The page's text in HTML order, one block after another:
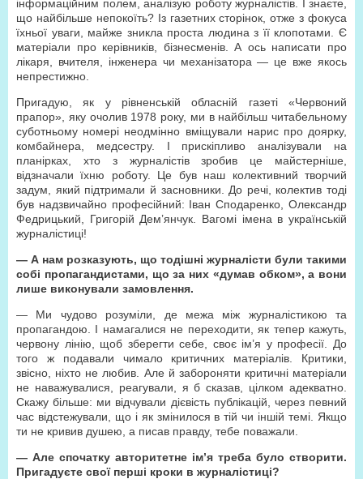
інформаційним полем, аналізую роботу журналістів. І знаєте,
що найбільше непокоїть? Із газетних сторінок, отже з фокуса
їхньої уваги, майже зникла проста людина з її клопотами. Є
матеріали про керівників, бізнесменів. А ось написати про
лікаря, вчителя, інженера чи механізатора — це вже якось
непрестижно.
Пригадую, як у рівненській обласній газеті «Червоний
прапор», яку очолив 1978 року, ми в найбільш читабельному
суботньому номері неодмінно вміщували нарис про доярку,
комбайнера, медсестру. І прискіпливо аналізували на
планірках, хто з журналістів зробив це майстерніше,
відзначали їхню роботу. Це був наш колективний творчий
задум, який підтримали й засновники. До речі, колектив тоді
був надзвичайно професійний: Іван Сподаренко, Олександр
Федрицький, Григорій Дем’янчук. Вагомі імена в українській
журналістиці!
— А нам розказують, що тодішні журналісти були такими
собі пропагандистами, що за них «думав обком», а вони
лише виконували замовлення.
— Ми чудово розуміли, де межа між журналістикою та
пропагандою. І намагалися не переходити, як тепер кажуть,
червону лінію, щоб зберегти себе, своє ім’я у професії. До
того ж подавали чимало критичних матеріалів. Критики,
звісно, ніхто не любив. Але й забороняти критичні матеріали
не наважувалися, реагували, я б сказав, цілком адекватно.
Скажу більше: ми відчували дієвість публікацій, через певний
час відстежували, що і як змінилося в тій чи іншій темі. Якщо
ти не кривив душею, а писав правду, тебе поважали.
— Але спочатку авторитетне ім’я треба було створити.
Пригадуєте свої перші кроки в журналістиці?